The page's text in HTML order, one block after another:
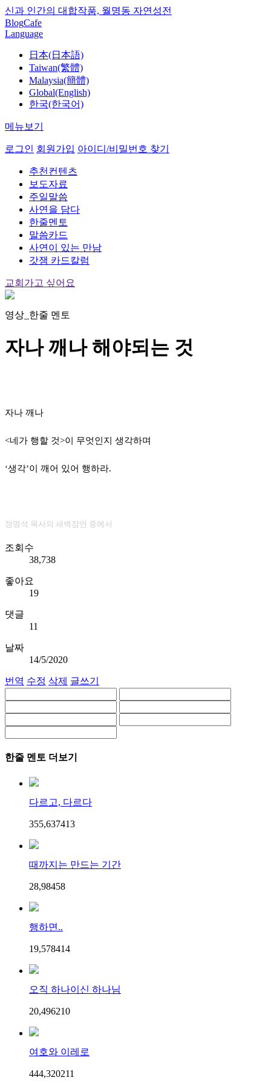
신과 인간의 대합작품, 월명동 자연성전
BlogCafe
Language
日本(日本語)
Taiwan(繁體)
Malaysia(簡體)
Global(English)
한국(한국어)
메뉴보기
로그인 회원가입 아이디/비밀번호 찾기
추천컨텐츠
보도자료
주일말씀
사연을 담다
한줄멘토
말씀카드
사연이 있는 만남
갓잼 카드칼럼
교회가고 싶어요
영상_한줄 멘토
자나 깨나 해야되는 것
자나 깨나
<네가 행할 것>이 무엇인지 생각하며
‘생각’이 깨어 있어 행하라.
정명석 목사의 새벽잠언 중에서
조회수
38,738
좋아요
19
댓글
11
날짜
14/5/2020
번역 수정 삭제 글쓰기
한줄 멘토 더보기
다르고, 다르다
355,637413
때까지는 만드는 기간
28,98458
행하면..
19,578414
오직 하나이신 하나님
20,496210
여호와 이레로
444,320211